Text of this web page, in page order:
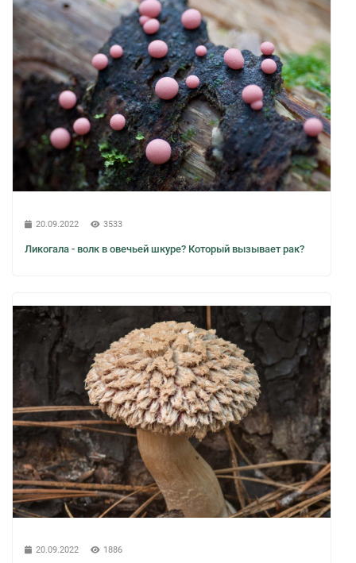
20.09.2022 3533
Ликогала - волк в овечьей шкуре? Который вызывает рак?
20.09.2022 1886